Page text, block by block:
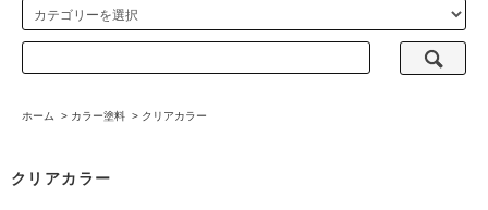
ホーム > カラー塗料 > クリアカラー
クリアカラー